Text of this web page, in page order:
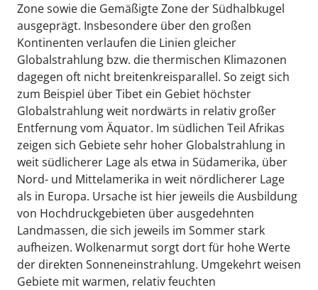
Zone sowie die Gemäßigte Zone der Südhalbkugel
ausgeprägt. Insbesondere über den großen
Kontinenten verlaufen die Linien gleicher
Globalstrahlung bzw. die thermischen Klimazonen
dagegen oft nicht breitenkreisparallel. So zeigt sich
zum Beispiel über Tibet ein Gebiet höchster
Globalstrahlung weit nordwärts in relativ großer
Entfernung vom Äquator. Im südlichen Teil Afrikas
zeigen sich Gebiete sehr hoher Globalstrahlung in
weit südlicherer Lage als etwa in Südamerika, über
Nord- und Mittelamerika in weit nördlicherer Lage
als in Europa. Ursache ist hier jeweils die Ausbildung
von Hochdruckgebieten über ausgedehnten
Landmassen, die sich jeweils im Sommer stark
aufheizen. Wolkenarmut sorgt dort für hohe Werte
der direkten Sonneneinstrahlung. Umgekehrt weisen
Gebiete mit warmen, relativ feuchten